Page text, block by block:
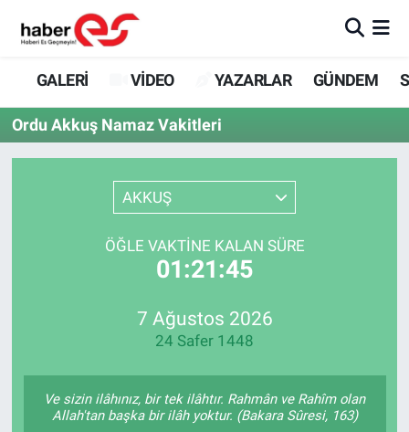
GALERİ VİDEO YAZARLAR GÜNDEM
Ordu Akkuş Namaz Vakitleri
AKKUŞ
ÖĞLE VAKTINE KALAN SÜRE
01:21:45
7 Ağustos 2026
24 Safer 1448
Ve sizin ilâhınız, bir tek ilâhtır. Rahmân ve Rahîm olan
Allah'tan başka bir ilâh yoktur. (Bakara Sûresi, 163)
GALERİ
VİDEO
YAZARLAR
GÜNDEM
SİYASET
SPOR
Eskişehir Nöbetçi Eczaneler
Eskişehir Hava Durumu
Eskişehir Trafik Yoğunluk Haritası
Süper Lig Puan Durumu ve Fikstür
Tüm Manşetler